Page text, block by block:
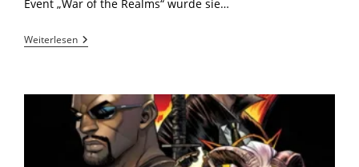
Event „War of the Realms“ wurde sie…
Weiterlesen